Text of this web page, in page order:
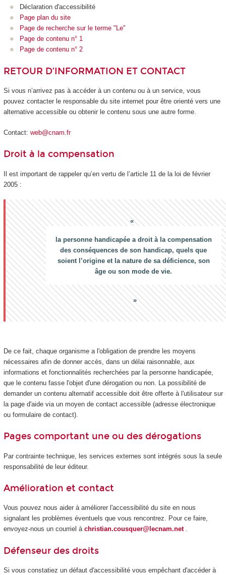
Déclaration d'accessibilité
Page plan du site
Page de recherche sur le terme "Le"
Page de contenu n° 1
Page de contenu n° 2
RETOUR D’INFORMATION ET CONTACT
Si vous n’arrivez pas à accéder à un contenu ou à un service, vous
pouvez contacter le responsable du site internet pour être orienté vers une
alternative accessible ou obtenir le contenu sous une autre forme.
Contact: web@cnam.fr
Droit à la compensation
Il est important de rappeler qu’en vertu de l’article 11 de la loi de février
2005 :
la personne handicapée a droit à la compensation
des conséquences de son handicap, quels que
soient l’origine et la nature de sa déficience, son
âge ou son mode de vie.
De ce fait, chaque organisme a l'obligation de prendre les moyens
nécessaires afin de donner accès, dans un délai raisonnable, aux
informations et fonctionnalités recherchées par la personne handicapée,
que le contenu fasse l'objet d'une dérogation ou non. La possibilité de
demander un contenu alternatif accessible doit être offerte à l'utilisateur sur
la page d'aide via un moyen de contact accessible (adresse électronique
ou formulaire de contact).
Pages comportant une ou des dérogations
Par contrainte technique, les services externes sont intégrés sous la seule
responsabilité de leur éditeur.
Amélioration et contact
Vous pouvez nous aider à améliorer l'accessibilité du site en nous
signalant les problèmes éventuels que vous rencontrez. Pour ce faire,
envoyez-nous un courriel à christian.cousquer@lecnam.net .
Défenseur des droits
Si vous constatiez un défaut d'accessibilité vous empêchant d'accéder à